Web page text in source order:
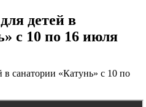
детей в
с 10 по 16 июля